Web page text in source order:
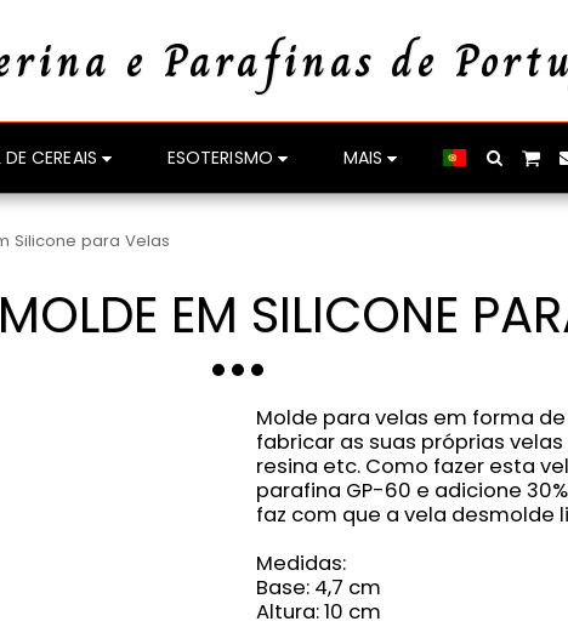
e Parafinas de
CEREAIS ESOTERISMO MAIS
Silicone para Velas
EM SILICONE
Molde para velas em forma
fabricar as suas próprias
resina etc. Como fazer esta
parafina GP-60 e adicione
faz com que a vela desmolde
Medidas:
Base: 4,7 cm
Altura: 10 cm